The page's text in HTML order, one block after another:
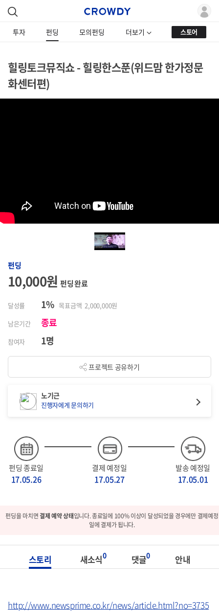
투자 펀딩 모의펀딩 더보기 스토어
힐링토크뮤직쇼 - 힐링한스푼(위드맘 한가정문
화센터편)
펀딩
10,000원펀딩 완료
달성률 1% 목표금액 2,000,000원
남은기간
종료
참여자 1명
프로젝트 공유하기
펀딩 종료일
17.05.26
결제 예정일
17.05.27
발송 예정일
17.05.01
노기근
진행자에게 문의하기
펀딩을 마치면결제 예약 상태입니다. 종료일에 100% 이상이 달성되었을 경우에만 결제예정
일에 결제가 됩니다.
스토리 새소식0 댓글0 안내
http://www.newsprime.co.kr/news/article.html?no=3735